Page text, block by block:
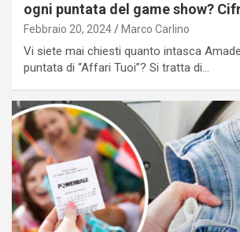
ogni puntata del game show?
Febbraio 20, 2024 Marco Carlino
Vi siete mai chiesti quanto intasca
puntata di “Affari Tuoi”? Si tratta di…